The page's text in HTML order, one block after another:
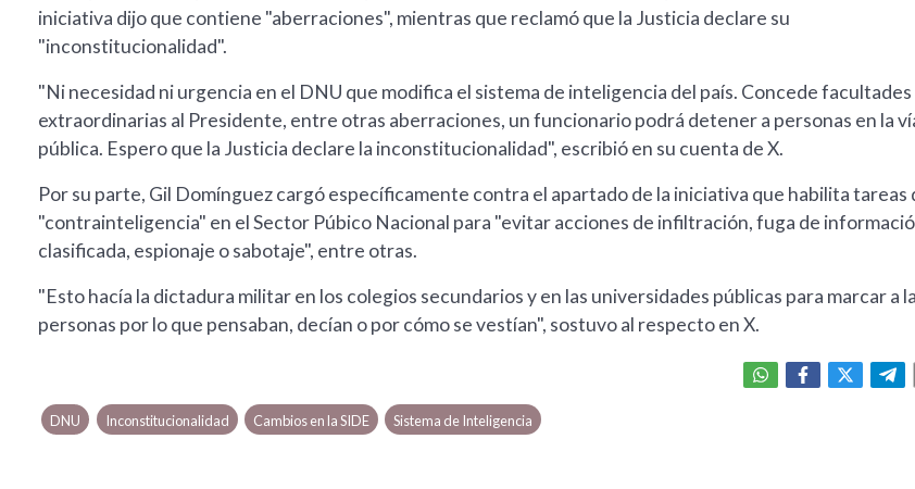
iniciativa dijo que contiene "aberraciones", mientras que reclamó que la Justicia declare su
"inconstitucionalidad".
"Ni necesidad ni urgencia en el DNU que modifica el sistema de inteligencia del país. Concede facultades
extraordinarias al Presidente, entre otras aberraciones, un funcionario podrá detener a personas en la
pública. Espero que la Justicia declare la inconstitucionalidad", escribió en su cuenta de X.
Por su parte, Gil Domínguez cargó específicamente contra el apartado de la iniciativa que habilita tareas
"contrainteligencia" en el Sector Púbico Nacional para "evitar acciones de infiltración, fuga de
clasificada, espionaje o sabotaje", entre otras.
"Esto hacía la dictadura militar en los colegios secundarios y en las universidades públicas para marcar a
personas por lo que pensaban, decían o por cómo se vestían", sostuvo al respecto en X.
DNU Inconstitucionalidad Cambios en la SIDE Sistema de Inteligencia